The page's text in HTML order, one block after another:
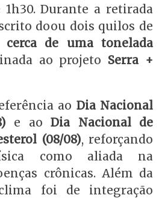
Durante a retirada
doou dois quilos de
cerca de uma tonelada
ao projeto Serra +
ao Dia Nacional
e aoDia Nacional de
(08/08), reforçando
como aliada na
crônicas. Além da
foi de integração